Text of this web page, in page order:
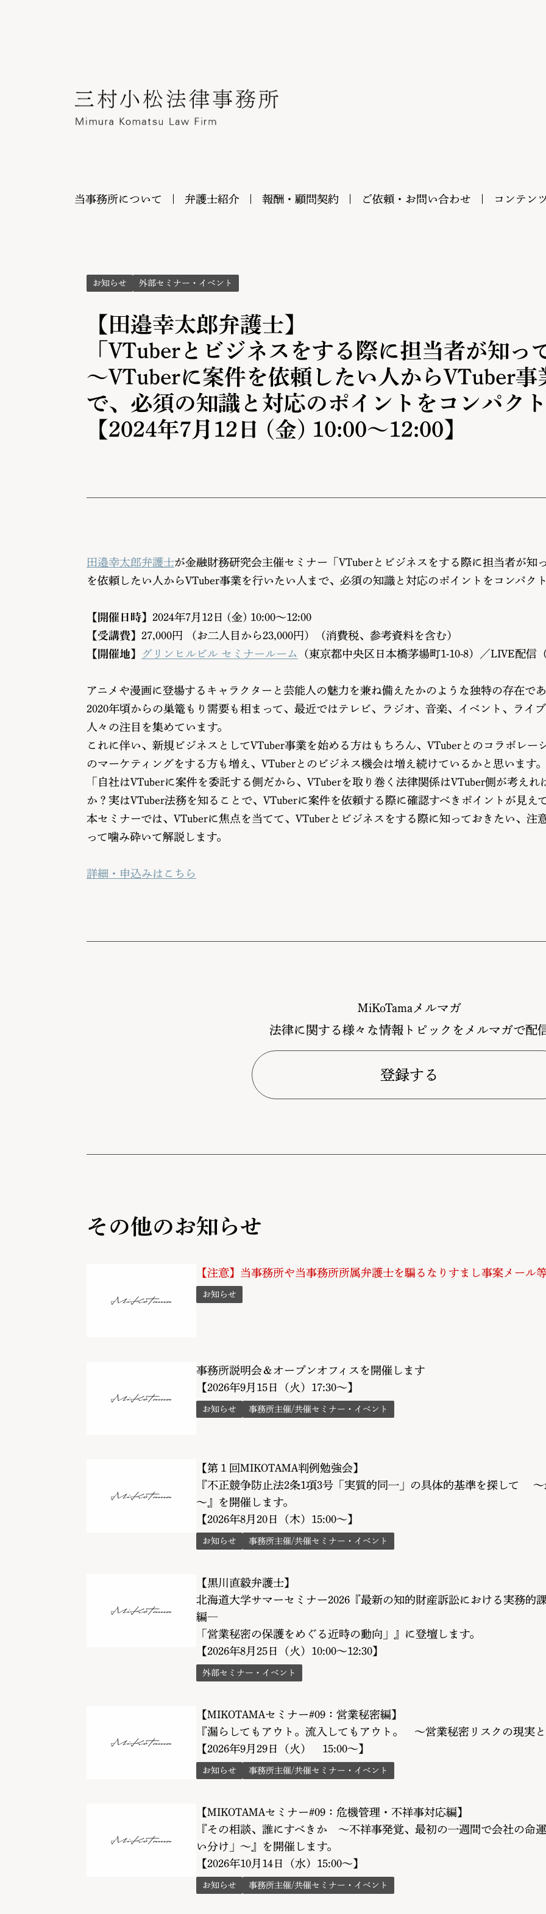
当事務所について 弁護士紹介 報酬・顧問契約 ご依頼・お問い合わせ コンテン
お知らせ 外部セミナー・イベント
【田邉幸太郎弁護士】
「VTuberとビジネスをする際に担当者が知っ
〜VTuberに案件を依頼したい人からVTuber事
で、必須の知識と対応のポイントをコンパク
【2024年7月12日 (金) 10:00〜12:00】
田邉幸太郎弁護士が金融財務研究会主催セミナー「VTuberとビジネスをする際に担当者が知
を依頼したい人からVTuber事業を行いたい人まで、必須の知識と対応のポイントをコンパク
【開催日時】 2024年7月12日 (金) 10:00〜12:00
【受講費】 27,000円 （お二人目から23,000円）（消費税、参考資料を含む）
【開催地】
グリンヒルビル セミナールーム （東京都中央区日本橋茅場町1-10-8）／LIVE配信
アニメや漫画に登場するキャラクターと芸能人の魅力を兼ね備えたかのような独特の存在で
2020年頃からの巣篭もり需要も相まって、最近ではテレビ、ラジオ、音楽、イベント、ライ
人々の注目を集めています。
これに伴い、新規ビジネスとしてVTuber事業を始める方はもちろん、VTuberとのコラボレ
のマーケティングをする方も増え、VTuberとのビジネス機会は増え続けているかと思います。
「自社はVTuberに案件を委託する側だから、VTuberを取り巻く法律関係はVTuber側が考え
か？実はVTuber法務を知ることで、VTuberに案件を依頼する際に確認すべきポイントが見え
本セミナーでは、VTuberに焦点を当てて、VTuberとビジネスをする際に知っておきたい、注
って噛み砕いて解説します。
詳細・申込みはこちら
MiKoTamaメルマガ
法律に関する様々な情報トピックをメルマガで配
登録する
その他のお知らせ
【注意】当事務所や当事務所所属弁護士を騙るなりすまし事案メール
お知らせ
事務所説明会＆オープンオフィスを開催します
【2026年9月15日（火）17:30～】
お知らせ 事務所主催/共催セミナー・イベント
【第１回MIKOTAMA判例勉強会】
『不正競争防止法2条1項3号「実質的同一」の具体的基準を探して
～』を開催します。
【2026年8月20日（木）15:00～】
お知らせ 事務所主催/共催セミナー・イベント
【黒川直毅弁護士】
北海道大学サマーセミナー2026『最新の知的財産訴訟における実務
編―
「営業秘密の保護をめぐる近時の動向」』に登壇します。
【2026年8月25日（火）10:00～12:30】
外部セミナー・イベント
【MIKOTAMAセミナー#09：営業秘密編】
『漏らしてもアウト。流入してもアウト。 〜営業秘密リスクの現実
【2026年9月29日（火） 15:00～】
お知らせ 事務所主催/共催セミナー・イベント
【MIKOTAMAセミナー#09：危機管理・不祥事対応編】
『その相談、誰にすべきか 〜不祥事発覚、最初の一週間で会社の命
い分け」〜』を開催します。
【2026年10月14日（水）15:00～】
お知らせ 事務所主催/共催セミナー・イベント